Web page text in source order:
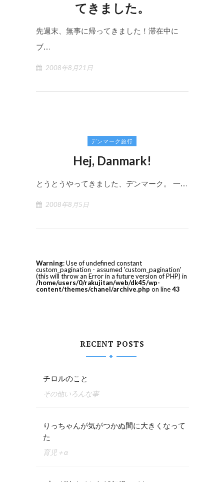
てきました。
先週末、無事に帰ってきました！滞在中に
ブ…
2008年8月21日
デンマーク旅行
Hej, Danmark!
とうとうやってきました、デンマーク。 一…
2008年8月5日
Warning: Use of undefined constant
custom_pagination - assumed 'custom_pagination'
(this will throw an Error in a future version of PHP) in
/home/users/0/rakujitan/web/dk45/wp-
content/themes/chanel/archive.php on line43
RECENT POSTS
チロルのこと
その他いろんな事
りっちゃんが気がつかぬ間に大きくなって
た
育児＋α